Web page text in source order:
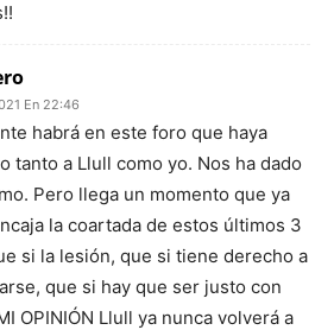
En 22:46
habrá en este foro que haya
tanto a Llull como yo. Nos ha dado
Pero llega un momento que ya
la coartada de estos últimos 3
si la lesión, que si tiene derecho a
que si hay que ser justo con
OPINIÓN Llull ya nunca volverá a